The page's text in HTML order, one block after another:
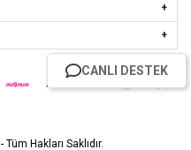
- Tüm Hakları Saklıdır.
CANLI DESTEK